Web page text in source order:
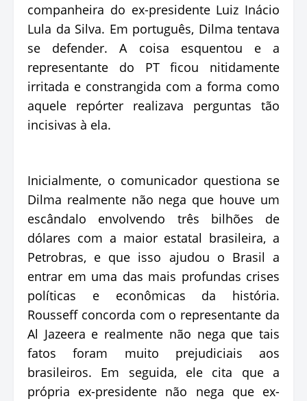
companheira do ex-presidente Luiz Inácio
Lula da Silva. Em português, Dilma tentava
se defender. A coisa esquentou e a
representante do PT ficou nitidamente
irritada e constrangida com a forma como
aquele repórter realizava perguntas tão
incisivas à ela.
Inicialmente, o comunicador questiona se
Dilma realmente não nega que houve um
escândalo envolvendo três bilhões de
dólares com a maior estatal brasileira, a
Petrobras, e que isso ajudou o Brasil a
entrar em uma das mais profundas crises
políticas e econômicas da história.
Rousseff concorda com o representante da
Al Jazeera e realmente não nega que tais
fatos foram muito prejudiciais aos
brasileiros. Em seguida, ele cita que a
própria ex-presidente não nega que ex-